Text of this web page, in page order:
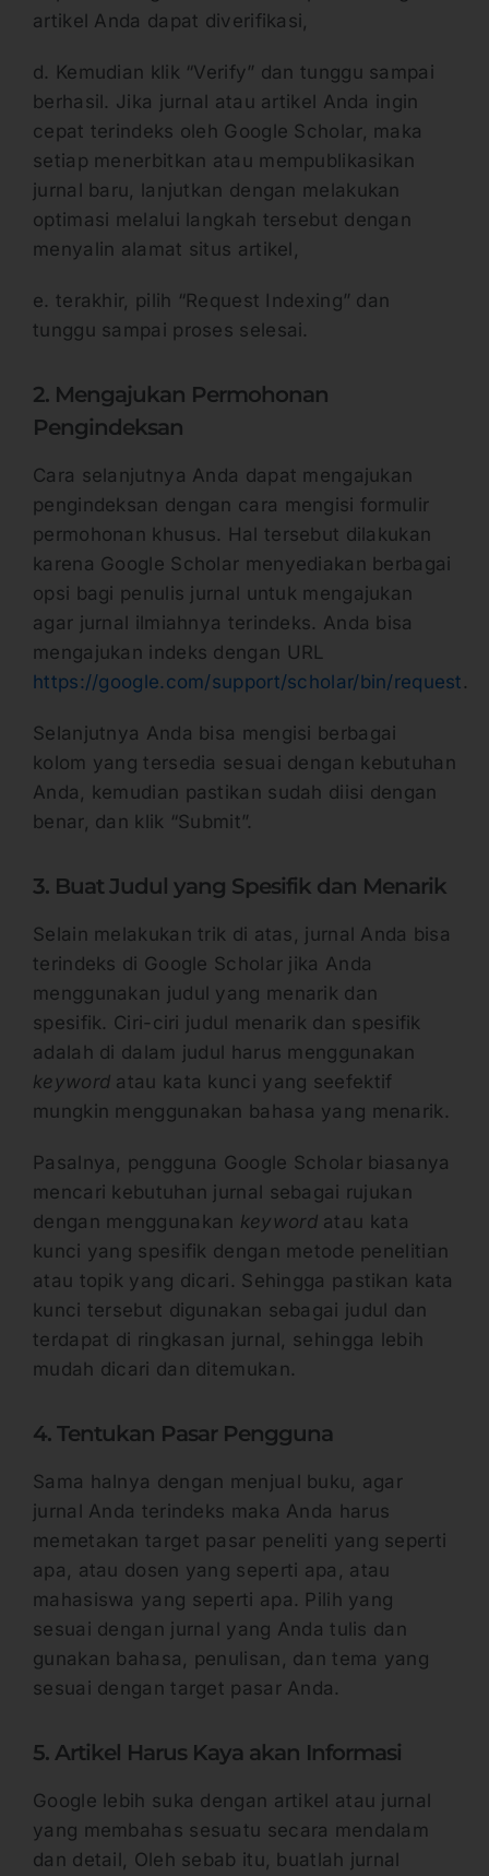
artikel Anda dapat diverifikasi,
d. Kemudian klik “Verify” dan tunggu sampai
berhasil. Jika jurnal atau artikel Anda ingin
cepat terindeks oleh Google Scholar, maka
setiap menerbitkan atau mempublikasikan
jurnal baru, lanjutkan dengan melakukan
optimasi melalui langkah tersebut dengan
menyalin alamat situs artikel,
e. terakhir, pilih “Request Indexing” dan
tunggu sampai proses selesai.
2. Mengajukan Permohonan
Pengindeksan
Cara selanjutnya Anda dapat mengajukan
pengindeksan dengan cara mengisi formulir
permohonan khusus. Hal tersebut dilakukan
karena Google Scholar menyediakan berbagai
opsi bagi penulis jurnal untuk mengajukan
agar jurnal ilmiahnya terindeks. Anda bisa
mengajukan indeks dengan URL
https://google.com/support/scholar/bin/request .
Selanjutnya Anda bisa mengisi berbagai
kolom yang tersedia sesuai dengan kebutuhan
Anda, kemudian pastikan sudah diisi dengan
benar, dan klik “Submit”.
3. Buat Judul yang Spesifik dan Menarik
Selain melakukan trik di atas, jurnal Anda bisa
terindeks di Google Scholar jika Anda
menggunakan judul yang menarik dan
spesifik. Ciri-ciri judul menarik dan spesifik
adalah di dalam judul harus menggunakan
keyword atau kata kunci yang seefektif
mungkin menggunakan bahasa yang menarik.
Pasalnya, pengguna Google Scholar biasanya
mencari kebutuhan jurnal sebagai rujukan
dengan menggunakan keywordatau kata
kunci yang spesifik dengan metode penelitian
atau topik yang dicari. Sehingga pastikan kata
kunci tersebut digunakan sebagai judul dan
terdapat di ringkasan jurnal, sehingga lebih
mudah dicari dan ditemukan.
4. Tentukan Pasar Pengguna
Sama halnya dengan menjual buku, agar
jurnal Anda terindeks maka Anda harus
memetakan target pasar peneliti yang seperti
apa, atau dosen yang seperti apa, atau
mahasiswa yang seperti apa. Pilih yang
sesuai dengan jurnal yang Anda tulis dan
gunakan bahasa, penulisan, dan tema yang
sesuai dengan target pasar Anda.
5. Artikel Harus Kaya akan Informasi
Google lebih suka dengan artikel atau jurnal
yang membahas sesuatu secara mendalam
dan detail, Oleh sebab itu, buatlah jurnal